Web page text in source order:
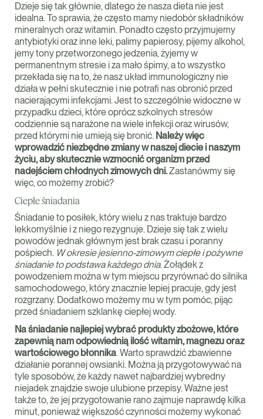
Dzieje się tak głównie, dlatego że nasza dieta nie jest
idealna. To sprawia, że często mamy niedobór składników
mineralnych oraz witamin. Ponadto często przyjmujemy
antybiotyki oraz inne leki, palimy papierosy, pijemy alkohol,
jemy tony przetworzonego jedzenia, żyjemy w
permanentnym stresie i za mało śpimy, a to wszystko
przekłada się na to, że nasz układ immunologiczny nie
działa w pełni skutecznie i nie potrafi nas obronić przed
nacierającymi infekcjami. Jest to szczególnie widoczne w
przypadku dzieci, które oprócz szkolnych stresów
codziennie są narażone na wiele infekcji oraz wirusów,
przed którymi nie umieją się bronić. Należy więc
wprowadzić niezbędne zmiany w naszej diecie i naszym
życiu, aby skutecznie wzmocnić organizm przed
nadejściem chłodnych zimowych dni.Zastanówmy się
więc, co możemy zrobić?
Ciepłe śniadania
Śniadanie to posiłek, który wielu z nas traktuje bardzo
lekkomyślnie i z niego rezygnuje. Dzieje się tak z wielu
powodów jednak głównym jest brak czasu i poranny
pośpiech. W okresie jesienno-zimowym ciepłe i pożywne
śniadanie to podstawa każdego dnia. Żołądek z
powodzeniem można w tym miejscu przyrównać do silnika
samochodowego, który znacznie lepiej pracuje, gdy jest
rozgrzany. Dodatkowo możemy mu w tym pomóc, pijąc
przed śniadaniem szklankę ciepłej wody.
Na śniadanie najlepiej wybrać produkty zbożowe, które
zapewnią nam odpowiednią ilość witamin, magnezu oraz
wartościowego błonnika. Warto sprawdzić zbawienne
działanie porannej owsianki. Można ją przygotowywać na
tyle sposobów, że każdy nawet najbardziej wybredny
niejadek znajdzie swoje ulubione przepisy. Ważne jest
także to, że jej przygotowanie rano zajmuje naprawdę kilka
minut, ponieważ większość czynności możemy wykonać